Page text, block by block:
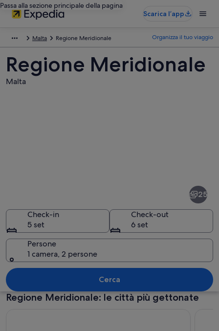
Passa alla sezione principale della pagina
Scarica l’app
Malta Regione Meridionale Organizza il tuo viaggio
Regione Meridionale
Malta
Paesaggio costiero con una
25
Check-in
5 set
Check-out
6 set
Persone
1 camera, 2 persone
Cerca
Regione Meridionale: le città più gettonate